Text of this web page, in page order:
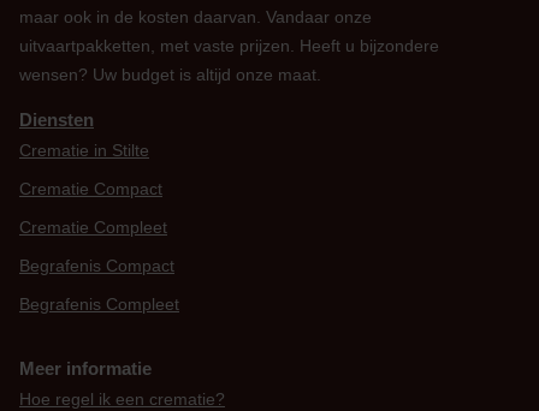
maar ook in de kosten daarvan. Vandaar onze
uitvaartpakketten, met vaste prijzen. Heeft u bijzondere
wensen? Uw budget is altijd onze maat.
Diensten
Crematie in Stilte
Crematie Compact
Crematie Compleet
Begrafenis Compact
Begrafenis Compleet
Meer informatie
Hoe regel ik een crematie?